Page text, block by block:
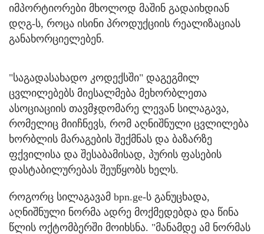
იმპორტიორები მხოლოდ მაშინ გადაიხდიან
დღგ-ს, როცა ისინი პროდუქციის რეალიზაციას
განახორციელებენ.
"საგადასახადო კოდექსში" დაგეგმილ
ცვლილებებს მიესალმება მეხორბლეთა
ასოციაციის თავმჯდომარე ლევან სილაგავა,
რომელიც მიიჩნევს, რომ აღნიშნული ცვლილება
ხორბლის მარაგების შექმნას და ბაზარზე
ფქვილისა და შესაბამისად, პურის ფასების
დასტაბილურებას შეუწყობს ხელს.
როგორც სილაგავამ bpn.ge-ს განუცხადა,
აღნიშნული ნორმა ადრე მოქმედებდა და წინა
წლის ოქტომბერში მოიხსნა. "მანამდე ამ ნორმას